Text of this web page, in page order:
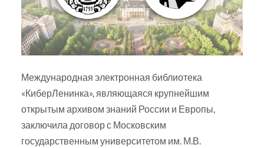
Международная электронная библиотека
«КиберЛенинка», являющаяся крупнейшим
открытым архивом знаний России и Европы,
заключила договор с Московским
государственным университетом им. М.В.